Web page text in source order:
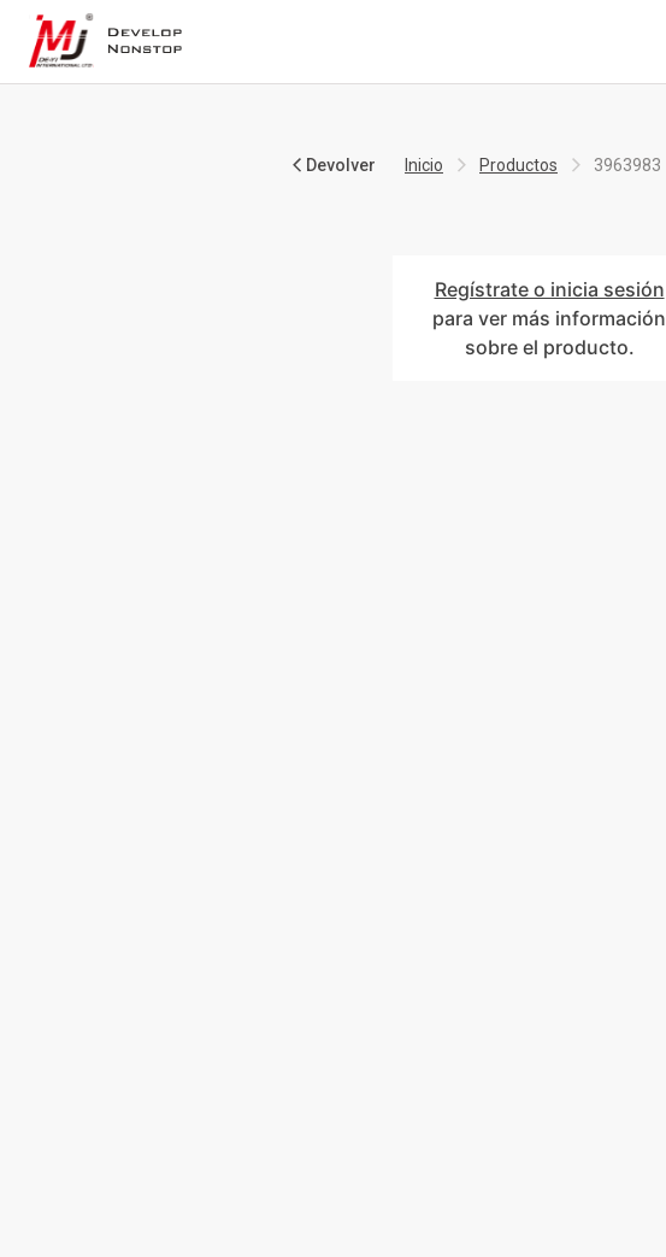
Devolver Inicio Productos 3963983
Regístrate o inicia sesión
para ver más información
sobre el producto.